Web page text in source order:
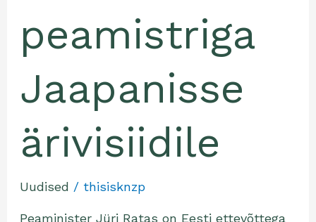
peamistriga
Jaapanisse
ärivisiidile
Uudised / thisisknzp
Peaminister Jüri Ratas on Eesti ettevõttega